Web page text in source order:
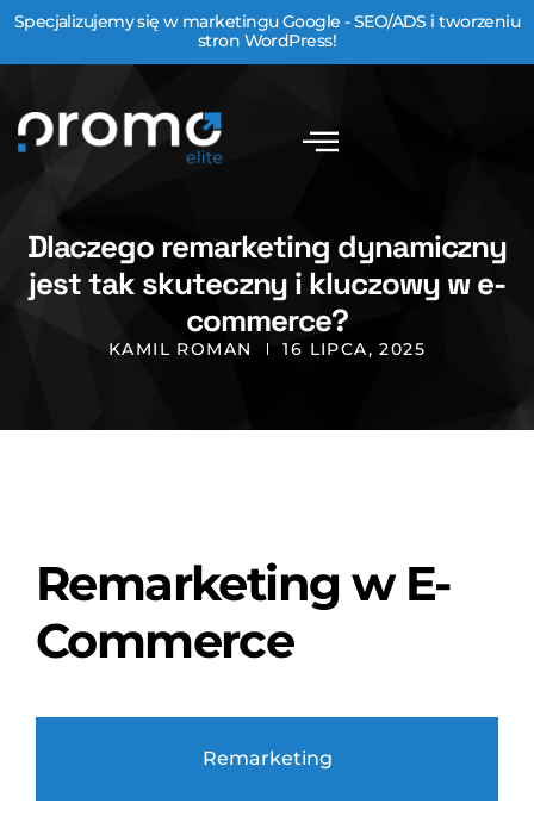
Specjalizujemy się w marketingu Google - SEO/ADS i tworzeniu
stron WordPress!
Dlaczego remarketing dynamiczny
jest tak skuteczny i kluczowy w e-
commerce?
KAMIL ROMAN 16 LIPCA, 2025
Remarketing w E-
Commerce
Remarketing